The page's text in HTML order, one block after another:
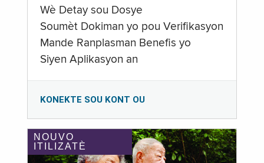
Wè Detay sou Dosye
Soumèt Dokiman yo pou Verifikasyon
Mande Ranplasman Benefis yo
Siyen Aplikasyon an
KONEKTE SOU KONT OU
NOUVO
ITILIZATÈ